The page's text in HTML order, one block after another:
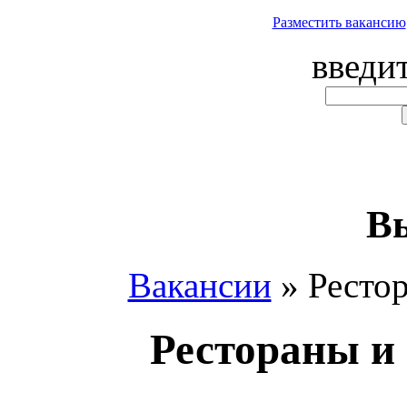
Разместить вакансию
Вакансии »
Рестораны